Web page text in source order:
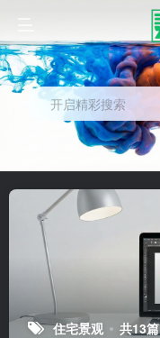
开启精彩搜索
住宅景观 共13篇